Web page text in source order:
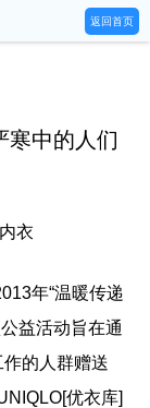
返回首页
寒中的人们
衣
年“温暖传递
益活动旨在通
的人群赠送
优衣库]